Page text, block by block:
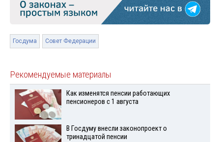
Госдума Совет Федерации
Рекомендуемые материалы
Как изменятся пенсии работающих
пенсионеров с 1 августа
В Госдуму внесли законопроект о
тринадцатой пенсии